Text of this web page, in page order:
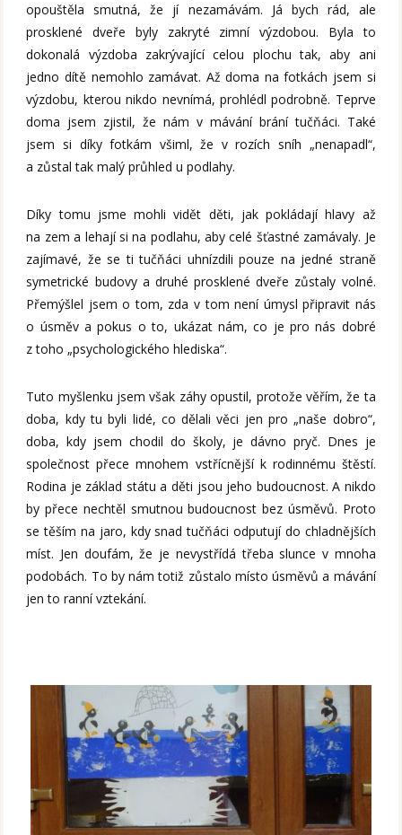
opouštěla smutná, že jí nezamávám. Já bych rád, ale
prosklené dveře byly zakryté zimní výzdobou. Byla to
dokonalá výzdoba zakrývající celou plochu tak, aby ani
jedno dítě nemohlo zamávat. Až doma na fotkách jsem si
výzdobu, kterou nikdo nevnímá, prohlédl podrobně. Teprve
doma jsem zjistil, že nám v mávání brání tučňáci. Také
jsem si díky fotkám všiml, že v rozích sníh „nenapadl“,
a zůstal tak malý průhled u podlahy.
Díky tomu jsme mohli vidět děti, jak pokládají hlavy až
na zem a lehají si na podlahu, aby celé šťastné zamávaly. Je
zajímavé, že se ti tučňáci uhnízdili pouze na jedné straně
symetrické budovy a druhé prosklené dveře zůstaly volné.
Přemýšlel jsem o tom, zda v tom není úmysl připravit nás
o úsměv a pokus o to, ukázat nám, co je pro nás dobré
z toho „psychologického hlediska“.
Tuto myšlenku jsem však záhy opustil, protože věřím, že ta
doba, kdy tu byli lidé, co dělali věci jen pro „naše dobro“,
doba, kdy jsem chodil do školy, je dávno pryč. Dnes je
společnost přece mnohem vstřícnější k rodinnému štěstí.
Rodina je základ státu a děti jsou jeho budoucnost. A nikdo
by přece nechtěl smutnou budoucnost bez úsměvů. Proto
se těším na jaro, kdy snad tučňáci odputují do chladnějších
míst. Jen doufám, že je nevystřídá třeba slunce v mnoha
podobách. To by nám totiž zůstalo místo úsměvů a mávání
jen to ranní vztekání.